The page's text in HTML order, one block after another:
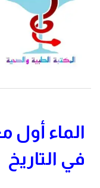
الماء
في التاريخ